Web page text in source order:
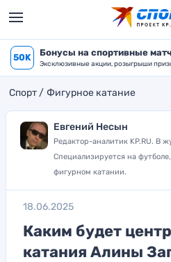
50K Бонусы на спортивные
Эксклюзивные акции, розыгрыши
Спорт Фигурное катание
Евгений Несын
Редактор-аналитик KP.RU. В
Специализируется на
фигурном катании.
18.06.2025
Каким будет
катания Алины